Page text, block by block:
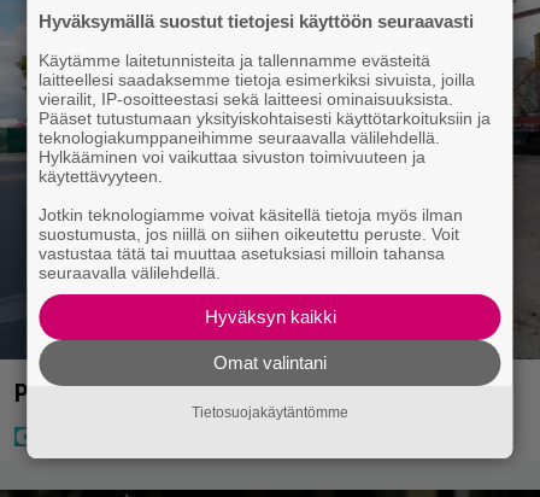
Poliisilla surullinen ilta Kuopiossa eilen
Hyväksymällä suostut tietojesi käyttöön seuraavasti
Käytämme laitetunnisteita ja tallennamme evästeitä
laitteellesi saadaksemme tietoja esimerkiksi sivuista, joilla
vierailit, IP-osoitteestasi sekä laitteesi ominaisuuksista.
Pääset tutustumaan yksityiskohtaisesti käyttötarkoituksiin ja
teknologiakumppaneihimme seuraavalla välilehdellä.
Hylkääminen voi vaikuttaa sivuston toimivuuteen ja
käytettävyyteen.
Jotkin teknologiamme voivat käsitellä tietoja myös ilman
suostumusta, jos niillä on siihen oikeutettu peruste. Voit
vastustaa tätä tai muuttaa asetuksiasi milloin tahansa
seuraavalla välilehdellä.
Hyväksyn kaikki
Omat valintani
Tietosuojakäytäntömme